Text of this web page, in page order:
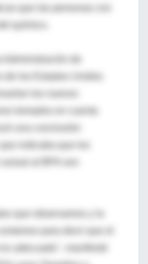
tomados en cuenta
una conclusión
indicaba que los
adecuado", manifestó